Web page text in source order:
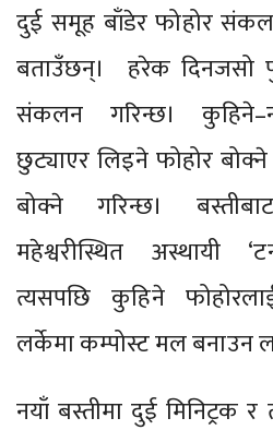
दुई समूह बाँडेर फोहोर
बताउँछन्। हरेक दिनजसो
संकलन गरिन्छ।
छुट्याएर लिइने फोहोर
बोक्ने गरिन्छ।
महेश्वरीस्थित अस्थायी
त्यसपछि कुहिने
लर्केमा कम्पोस्ट मल बनाउन
नयाँ बस्तीमा दुई मिनिट्रक